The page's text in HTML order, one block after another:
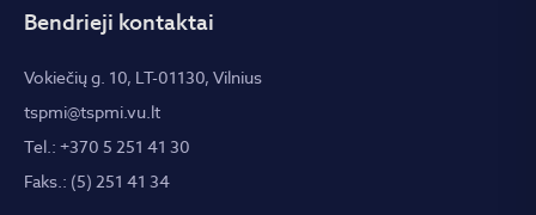
Bendrieji kontaktai
Vokiečių g. 10, LT-01130, Vilnius
tspmi@tspmi.vu.lt
Tel.: +370 5 251 41 30
Faks.: (5) 251 41 34